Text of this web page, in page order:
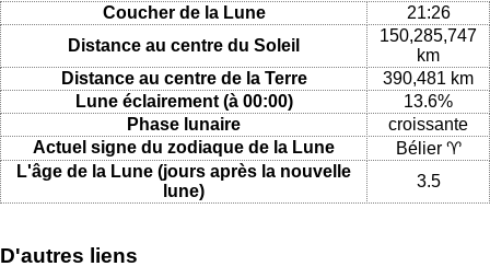
Coucher de la Lune
21:26
Distance au centre du Soleil
150,285,747
km
Distance au centre de la Terre
390,481 km
Lune éclairement (à 00:00)
13.6%
Phase lunaire
croissante
Actuel signe du zodiaque de la Lune
Bélier ♈
L'âge de la Lune (jours après la nouvelle
lune)
3.5
D'autres liens